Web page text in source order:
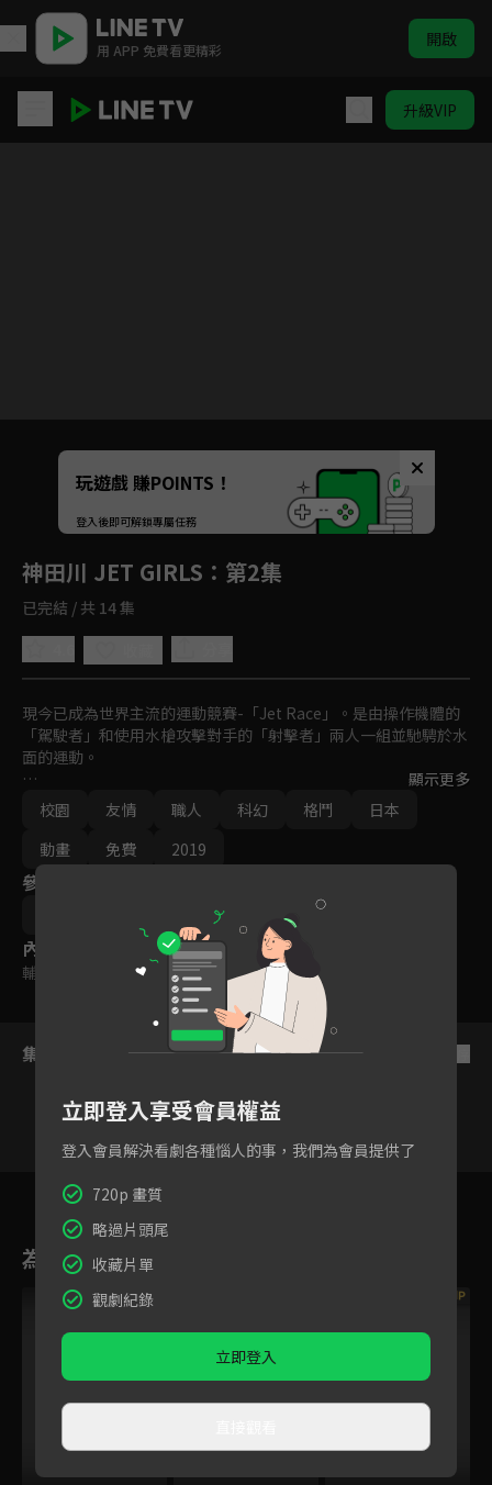
用 APP 免費看更精彩 開啟
升級VIP
Unmute
如有不便請見諒
玩遊戲 賺POINTS！
登入後即可解鎖專屬任務
神田川 JET GIRLS ：第2集
已完結 / 共 14 集
現今已成為世界主流的運動競賽-「Jet Race」。是由操作機體的
「駕駛者」和使用水槍攻擊對手的「射擊者」兩人一組並馳騁於水
面的運動。
母親是傳說中的駕駛者，自己也夢想成為選手的波黃凜，離開了故
鄉的島嶼，來到了東京・淺草。在那裡她遇見了帥氣的美少女—蒼
井美沙，並和她成為了搭檔。隨著一場一場和對手們的競賽，兩人
的羈絆也逐漸加深。
顯示更多
校園
友情 職人 科幻 格鬥
日本
動畫
免費 2019
參與演員
高木謙一郎
內容標籤
輔導十二歲級
集數列表
2
為您推薦
VIP
立即登入享受會員權益
登入會員解決看劇各種惱人的事，我們為會員提供了
720p 畫質
略過片頭尾
收藏片單
觀劇紀錄
立即登入